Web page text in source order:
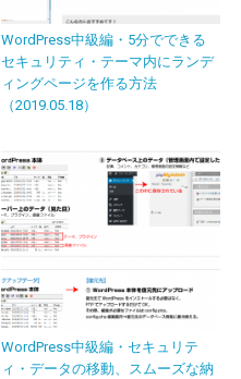
WordPress中級編・5分でできる
セキュリティ・テーマ内にランデ
ィングページを作る方法
（2019.05.18）
WordPress中級編・セキュリテ
ィ・データの移動、スムーズな納